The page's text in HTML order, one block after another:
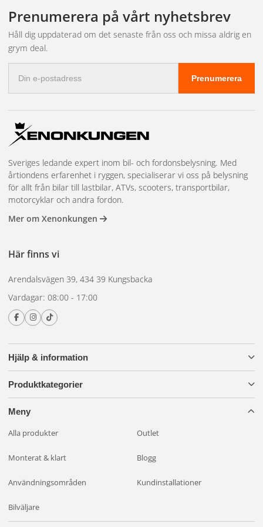
fakturabetalning, mängdrabatter, en dedikerad kundansvarig och
prioriterad lagerreservation på högvolymsartiklar. Vi har även
showroom i Kungsbacka för demonstrationer och teknisk
rådgivning. Läs mer och kom igång på
Prenumerera på vårt nyhetsbrev
Håll dig uppdaterad om det senaste från oss och missa aldrig en
grym deal.
postadress
Prenumerera
Hjälp & information
Produktkategorier
Meny
Alla produkter Outlet
Monterat & klart Blogg
Användningsområden Kundinstallationer
Bilväljare
Sveriges ledande expert inom bil- och fordonsbelysning. Med
årtiondens erfarenhet i ryggen, specialiserar vi oss på belysning
för allt från bilar till lastbilar, ATVs, scooters, transportbilar,
motorcyklar och andra fordon.
Mer om Xenonkungen
Här finns vi
Arendalsvägen 39, 434 39 Kungsbacka
Vardagar: 08:00 - 17:00